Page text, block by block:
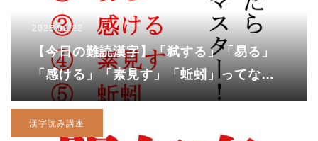
2025.02.22
【今日の難読漢字】「弑する」「易る」
「感ける」「素見す」「蚯蚓」ってなん
て読む！？
漢字読み講座